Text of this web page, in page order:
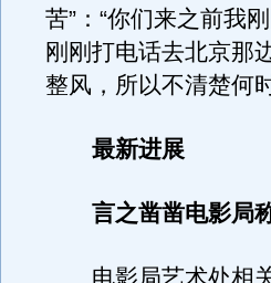
苦”：“你们来之前我
刚刚打电话去北京那
整风，所以不清楚何
最新进展
言之凿凿电影局
电影局艺术处相关